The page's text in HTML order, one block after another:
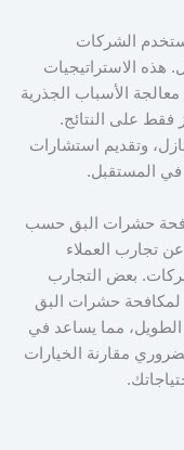
تستخدم الشركات
هذه الاستراتيجيات
الأسباب الجذرية
فقط على النتائج.
وتقديم استشارات
المستقبل.
حشرات البق حسب
تجارب العملاء
بعض التجارب
لمكافحة حشرات البق
الطويل، مما يساعد في
مقارنة الخيارات